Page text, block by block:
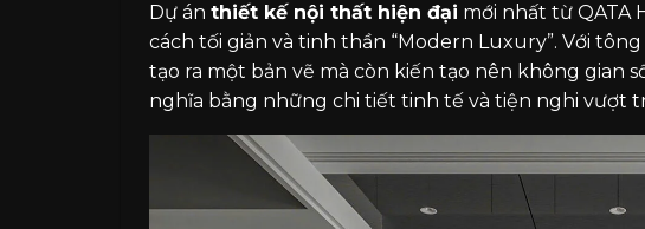
Dự án thiết kế nội thất hiện đại mới nhất từ QATA
cách tối giản và tinh thần “Modern Luxury”. Với
tạo ra một bản vẽ mà còn kiến tạo nên không gian
nghĩa bằng những chi tiết tinh tế và tiện nghi vượt